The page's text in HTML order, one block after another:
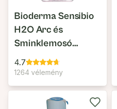
Bioderma Sensibio
H2O Arc és
Sminklemosó
Micellás Víz
4.7
1264 vélemény